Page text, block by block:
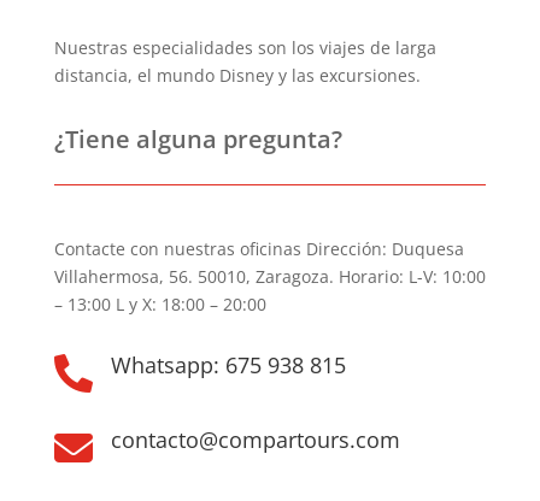
Nuestras especialidades son los viajes de larga
distancia, el mundo Disney y las excursiones.
¿Tiene alguna pregunta?
Contacte con nuestras oficinas Dirección: Duquesa
Villahermosa, 56. 50010, Zaragoza. Horario: L-V: 10:00
– 13:00 L y X: 18:00 – 20:00
 Whatsapp: 675 938 815
 contacto@compartours.com